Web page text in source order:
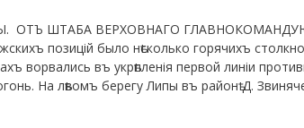
ОТЪ ШТАБА ВЕРХОВНАГО
позицій было нѣсколько горячихъ
ворвались въ укрѣпленія первой линіи
На лѣвомъ берегу Липы въ районѣ Д.